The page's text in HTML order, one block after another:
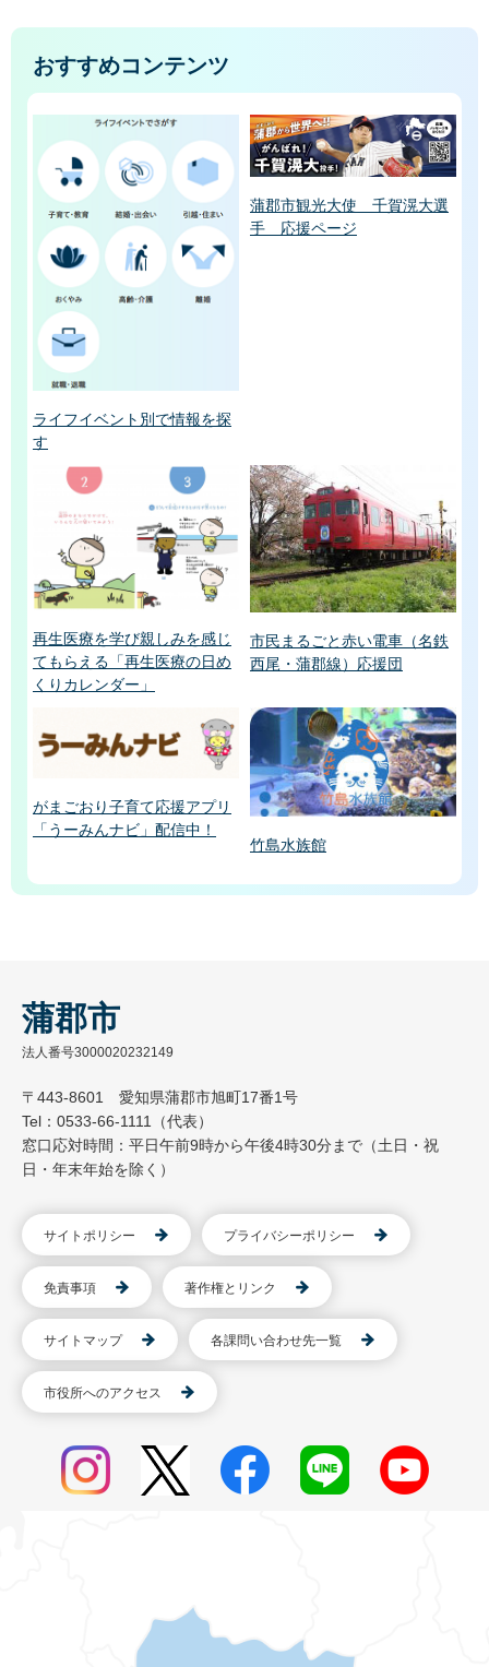
おすすめコンテンツ
ライフイベント別で情報を探
す
蒲郡市観光大使 千賀滉大選
手 応援ページ
再生医療を学び親しみを感じ
てもらえる「再生医療の日め
くりカレンダー」
市民まるごと赤い電車（名鉄
西尾・蒲郡線）応援団
がまごおり子育て応援アプリ
「うーみんナビ」配信中！
竹島水族館
蒲郡市
法人番号3000020232149
〒443-8601 愛知県蒲郡市旭町17番1号
Tel：0533-66-1111（代表）
窓口応対時間：平日午前9時から午後4時30分まで（土日・祝
日・年末年始を除く）
サイトポリシー プライバシーポリシー
免責事項 著作権とリンク
サイトマップ 各課問い合わせ先一覧
市役所へのアクセス